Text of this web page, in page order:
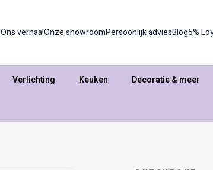
Ons verhaalOnze showroomPersoonlijk adviesBlog5%
Verlichting Keuken Decoratie & meer